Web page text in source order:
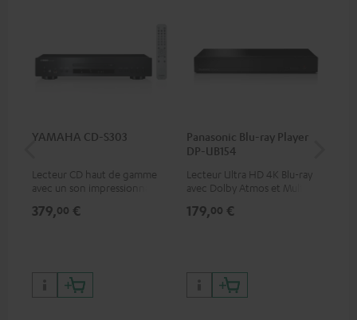
YAMAHA CD-S303
Lecteur CD haut de gamme
avec un son impressionnant
379,00 €
Panasonic Blu-ray Player
DP-UB154
Lecteur Ultra HD 4K Blu-ray
avec Dolby Atmos et Multi
qualité d’image incroyable et
179,00 €